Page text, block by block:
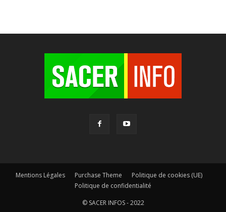
Mentions Légales Purchase Theme
Politique de cookies (UE)
Politique de confidentialité
© SACER INFOS - 2022